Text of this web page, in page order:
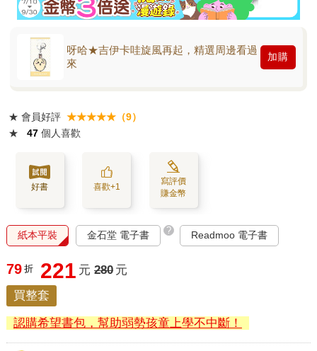
呀哈★吉伊卡哇旋風再起，精選周邊看過
來
加購
★ 會員好評 ★★★★★（9）
★
47 個人喜歡
好書 喜歡+1
寫評價
賺金幣
紙本平裝 金石堂 電子書 ? Readmoo 電子書
79 折 221 元 280 元
買整套
認購希望書包，幫助弱勢孩童上學不中斷！